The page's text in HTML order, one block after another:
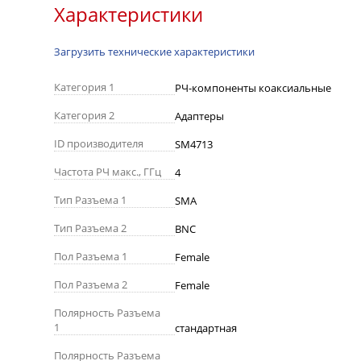
Характеристики
Загрузить технические характеристики
Категория 1
РЧ-компоненты коаксиальные
Категория 2
Адаптеры
ID производителя
SM4713
Частота РЧ макс., ГГц
4
Тип Разъема 1
SMA
Тип Разъема 2
BNC
Пол Разъема 1
Female
Пол Разъема 2
Female
Полярность Разъема
1
стандартная
Полярность Разъема